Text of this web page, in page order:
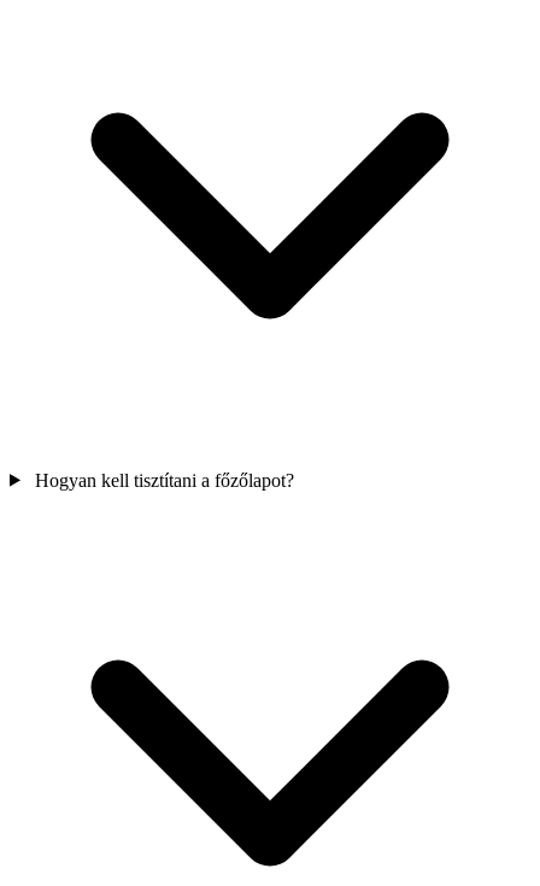
Hogyan kell tisztítani a főzőlapot?